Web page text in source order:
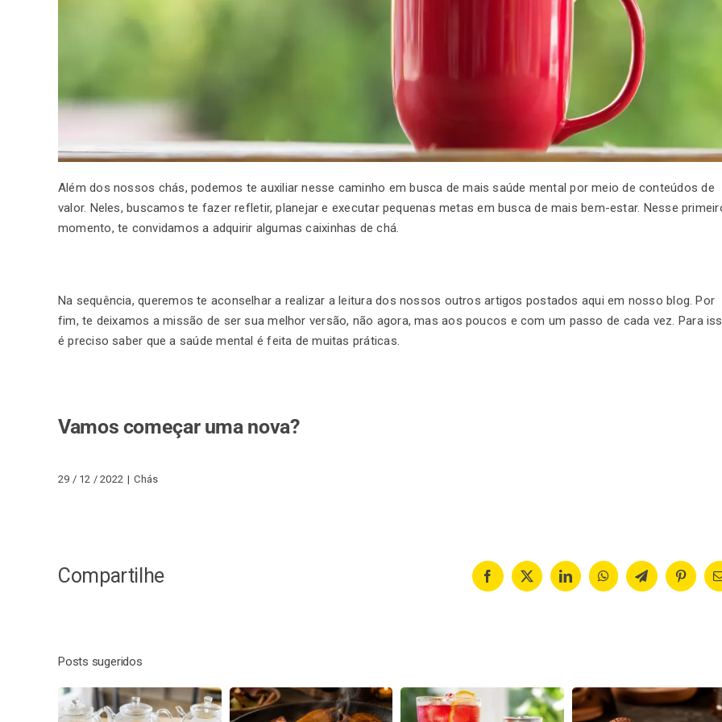
Além dos nossos chás, podemos te auxiliar nesse caminho em busca de mais saúde mental por meio de conteúdos de
valor. Neles, buscamos te fazer refletir, planejar e executar pequenas metas em busca de mais bem-estar. Nesse
momento, te convidamos a adquirir algumas caixinhas de chá.
Na sequência, queremos te aconselhar a realizar a leitura dos nossos outros artigos postados aqui em nosso blog. Por
fim, te deixamos a missão de ser sua melhor versão, não agora, mas aos poucos e com um passo de cada vez. Para
é preciso saber que a saúde mental é feita de muitas práticas.
Vamos começar uma nova?
29 / 12 / 2022 | Chás
Compartilhe Facebook
X LinkedInWhatsAppTelegram
Posts sugeridos